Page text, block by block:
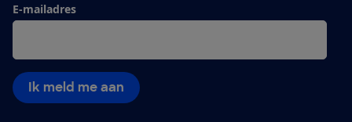
E-mailadres
Ik meld me aan